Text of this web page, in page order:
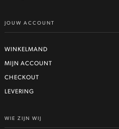
JOUW ACCOUNT
WINKELMAND
MIJN ACCOUNT
CHECKOUT
LEVERING
WIE ZIJN WIJ